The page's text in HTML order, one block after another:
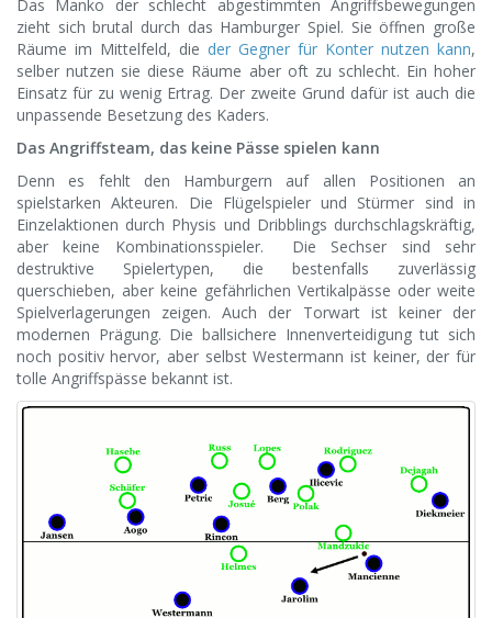
Das Manko der schlecht abgestimmten Angriffsbewegungen
zieht sich brutal durch das Hamburger Spiel. Sie öffnen große
Räume im Mittelfeld, die der Gegner für Konter nutzen kann,
selber nutzen sie diese Räume aber oft zu schlecht. Ein hoher
Einsatz für zu wenig Ertrag. Der zweite Grund dafür ist auch die
unpassende Besetzung des Kaders.
Das Angriffsteam, das keine Pässe spielen kann
Denn es fehlt den Hamburgern auf allen Positionen an
spielstarken Akteuren. Die Flügelspieler und Stürmer sind in
Einzelaktionen durch Physis und Dribblings durchschlagskräftig,
aber keine Kombinationsspieler. Die Sechser sind sehr
destruktive Spielertypen, die bestenfalls zuverlässig
querschieben, aber keine gefährlichen Vertikalpässe oder weite
Spielverlagerungen zeigen. Auch der Torwart ist keiner der
modernen Prägung. Die ballsichere Innenverteidigung tut sich
noch positiv hervor, aber selbst Westermann ist keiner, der für
tolle Angriffspässe bekannt ist.